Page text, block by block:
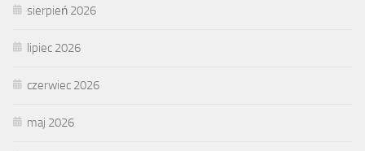
sierpień 2026
lipiec 2026
czerwiec 2026
maj 2026